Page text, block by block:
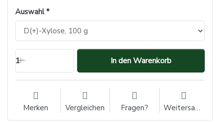
Auswahl
1 In den Warenkorb
Merken Vergleichen Fragen? Weitersagen